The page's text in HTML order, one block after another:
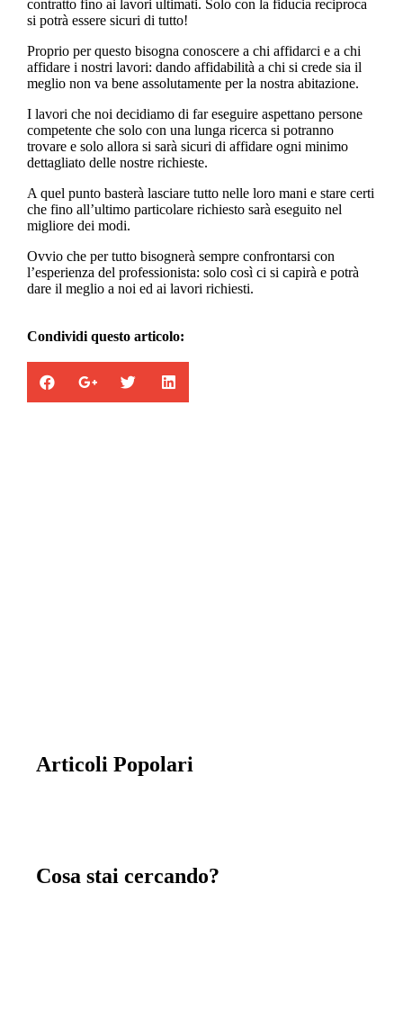
contratto fino ai lavori ultimati. Solo con la fiducia reciproca
si potrà essere sicuri di tutto!
Proprio per questo bisogna conoscere a chi affidarci e a chi
affidare i nostri lavori: dando affidabilità a chi si crede sia il
meglio non va bene assolutamente per la nostra abitazione.
I lavori che noi decidiamo di far eseguire aspettano persone
competente che solo con una lunga ricerca si potranno
trovare e solo allora si sarà sicuri di affidare ogni minimo
dettagliato delle nostre richieste.
A quel punto basterà lasciare tutto nelle loro mani e stare certi
che fino all’ultimo particolare richiesto sarà eseguito nel
migliore dei modi.
Ovvio che per tutto bisognerà sempre confrontarsi con
l’esperienza del professionista: solo così ci si capirà e potrà
dare il meglio a noi ed ai lavori richiesti.
Condividi questo articolo:
Articoli Popolari
Cosa stai cercando?